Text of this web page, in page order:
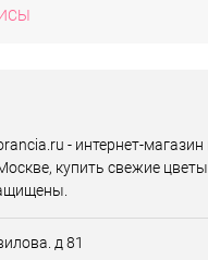
- интернет-магазин
купить свежие
д 81